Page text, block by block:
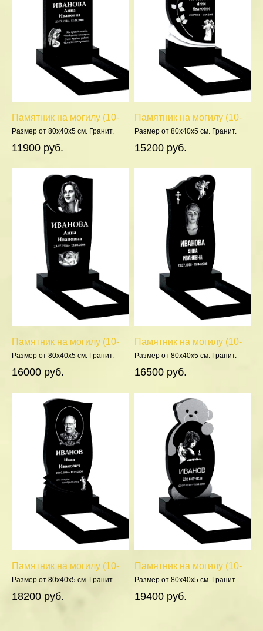
Памятник на могилу (10-
205)
Размер от 80х40х5 см. Гранит.
11900 руб.
Памятник на могилу (10-
645)
Размер от 80х40х5 см. Гранит.
15200 руб.
Памятник на могилу (10-
427)
Размер от 80х40х5 см. Гранит.
16000 руб.
Памятник на могилу (10-
426)
Размер от 80х40х5 см. Гранит.
16500 руб.
Памятник на могилу (10-
351)
Размер от 80х40х5 см. Гранит.
18200 руб.
Памятник на могилу (10-
443)
Размер от 80х40х5 см. Гранит.
19400 руб.